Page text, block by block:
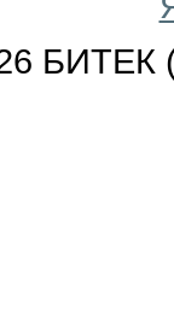
БИТЕК